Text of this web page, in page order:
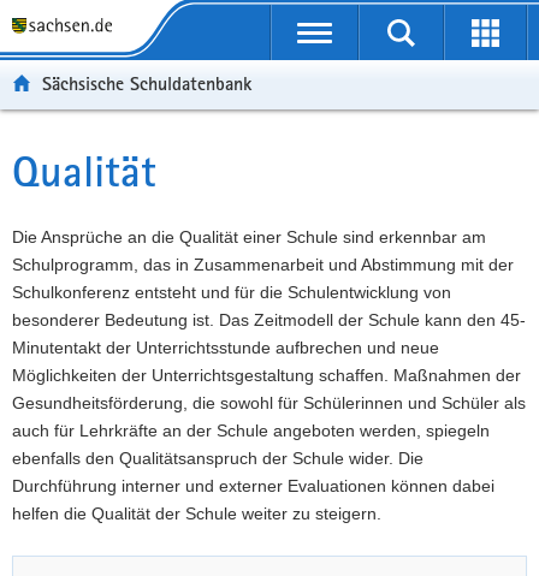
t
ü
e
r
g
r
e
i
f
e
n
d
e
r
l
a
v
i
g
a
t
i
o
n
a
t
n
h
a
l
t
W
t
r
e
I
n
f
o
r
m
a
t
i
r
i
c
e
Portalübergreifende
Suche
Sächsische Schuldatenbank
Hauptinhalt
Qualität
Die Ansprüche an die Qualität einer Schule sind erkennbar am
Schulprogramm, das in Zusammenarbeit und Abstimmung mit der
Schulkonferenz entsteht und für die Schulentwicklung von
besonderer Bedeutung ist. Das Zeitmodell der Schule kann den 45-
Minutentakt der Unterrichtsstunde aufbrechen und neue
Möglichkeiten der Unterrichtsgestaltung schaffen. Maßnahmen der
Gesundheitsförderung, die sowohl für Schülerinnen und Schüler als
auch für Lehrkräfte an der Schule angeboten werden, spiegeln
ebenfalls den Qualitätsanspruch der Schule wider. Die
Durchführung interner und externer Evaluationen können dabei
helfen die Qualität der Schule weiter zu steigern.